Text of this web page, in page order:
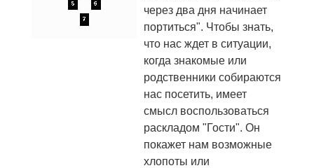
через два дня начинает
портиться". Чтобы знать,
что нас ждет в ситуации,
когда знакомые или
родственники собираются
нас посетить, имеет
смысл воспользоваться
раскладом "Гости". Он
покажет нам возможные
хлопоты или